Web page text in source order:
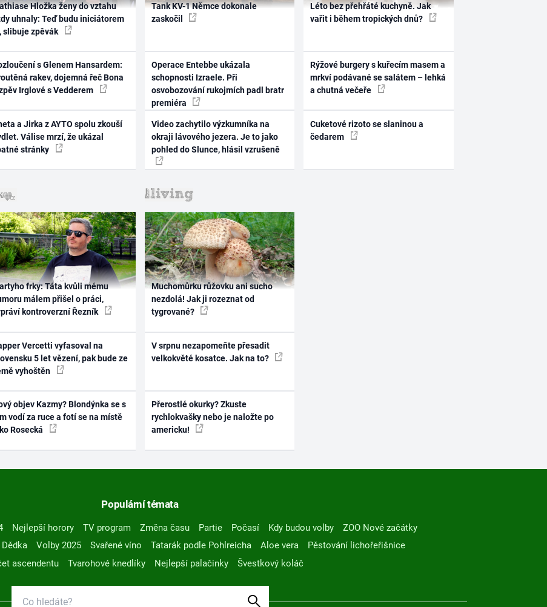
Hložka ženy do vztahu
uhnaly: Teď budu iniciátorem
slibuje zpěvák
s Glenem Hansardem:
rakev, dojemná řeč Bona
Irglové s Vedderem
a Jirka z AYTO spolu zkouší
Válise mrzí, že ukázal
stránky
Tank KV-1 Němce dokonale
zaskočil
Operace Entebbe ukázala
schopnosti Izraele. Při
osvobozování rukojmích padl bratr
premiéra
Video zachytilo výzkumníka na
okraji lávového jezera. Je to jako
pohled do Slunce, hlásil vzrušeně
Léto bez přehřáté kuchyně. Jak
vařit i během tropických dnů?
Rýžové burgery s kuřecím masem a
mrkví podávané se salátem – lehká
a chutná večeře
Cuketové rizoto se slaninou a
čedarem
frky: Táta kvůli mému
málem přišel o práci,
kontroverzní Řezník
Vercetti vyfasoval na
5 let vězení, pak bude ze
vyhoštěn
objev Kazmy? Blondýnka se s
vodí za ruce a fotí se na místě
Rosecká
Muchomůrku růžovku ani sucho
nezdolá! Jak ji rozeznat od
tygrované?
V srpnu nezapomeňte přesadit
velkokvěté kosatce. Jak na to?
Přerostlé okurky? Zkuste
rychlokvašky nebo je naložte po
americku!
Populární témata
Nejlepší horory TV program Změna času Partie Počasí Kdy budou volby
ZOO Nové začátky
Volby 2025 Svařené víno Tatarák podle Pohlreicha Aloe vera
Pěstování lichořeřišnice
ascendentu
Tvarohové knedlíky Nejlepší palačinky Švestkový koláč